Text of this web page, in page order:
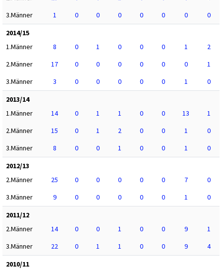
3.Männer
1 0 0 0 0 0 0
0
2014/15
1.Männer
8 0 1 0 0 0 1
2
2.Männer
17 0 0 0 0 0 0
1
3.Männer
3 0 0 0 0 0 1
0
2013/14
1.Männer
14 0 1 1 0 0 13
1
2.Männer
15 0 1 2 0 0 1
0
3.Männer
8 0 0 1 0 0 1
0
2012/13
2.Männer
25 0 0 0 0 0 7
0
3.Männer
9 0 0 0 0 0 1
0
2011/12
2.Männer
14 0 0 1 0 0 9
1
3.Männer
22 0 1 1 0 0 9
4
2010/11